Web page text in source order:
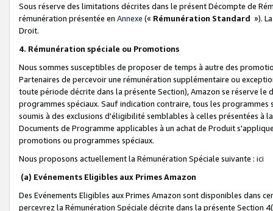
Sous réserve des limitations décrites dans le présent Décompte de
rémunération présentée en Annexe (« Rémunération Standard »).
Droit.
4. Rémunération spéciale ou Promotions
Nous sommes susceptibles de proposer de temps à autre des
Partenaires de percevoir une rémunération supplémentaire ou
toute période décrite dans la présente Section), Amazon se réserve
programmes spéciaux. Sauf indication contraire, tous les
soumis à des exclusions d'éligibilité semblables à celles présentées à
Documents de Programme applicables à un achat de Produit
promotions ou programmes spéciaux.
Nous proposons actuellement la Rémunération Spéciale suivante : ici
(a) Evénements Eligibles aux Primes Amazon
Des Evénements Eligibles aux Primes Amazon sont disponibles dans
percevrez la Rémunération Spéciale décrite dans la présente Section